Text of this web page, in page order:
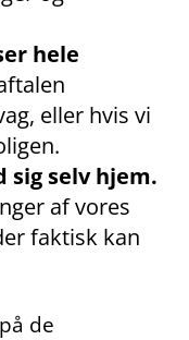
hele
eller hvis vi
sig selv hjem.
af vores
faktisk kan
de